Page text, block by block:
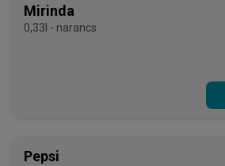
Mirinda
0,33l - narancs
Pepsi